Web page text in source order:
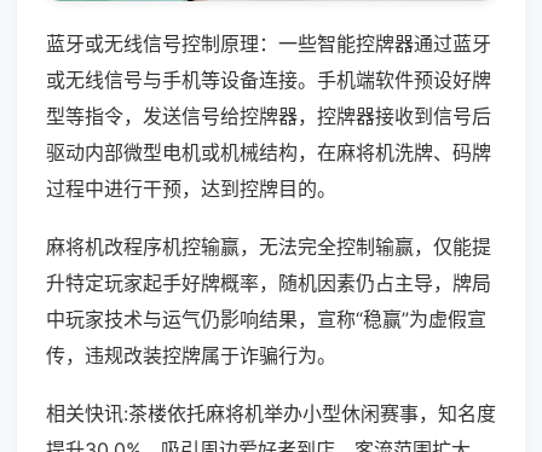
蓝牙或无线信号控制原理：一些智能控牌器通过蓝牙
或无线信号与手机等设备连接。手机端软件预设好牌
型等指令，发送信号给控牌器，控牌器接收到信号后
驱动内部微型电机或机械结构，在麻将机洗牌、码牌
过程中进行干预，达到控牌目的。
麻将机改程序机控输赢，无法完全控制输赢，仅能提
升特定玩家起手好牌概率，随机因素仍占主导，牌局
中玩家技术与运气仍影响结果，宣称“稳赢”为虚假宣
传，违规改装控牌属于诈骗行为。
相关快讯:茶楼依托麻将机举办小型休闲赛事，知名度